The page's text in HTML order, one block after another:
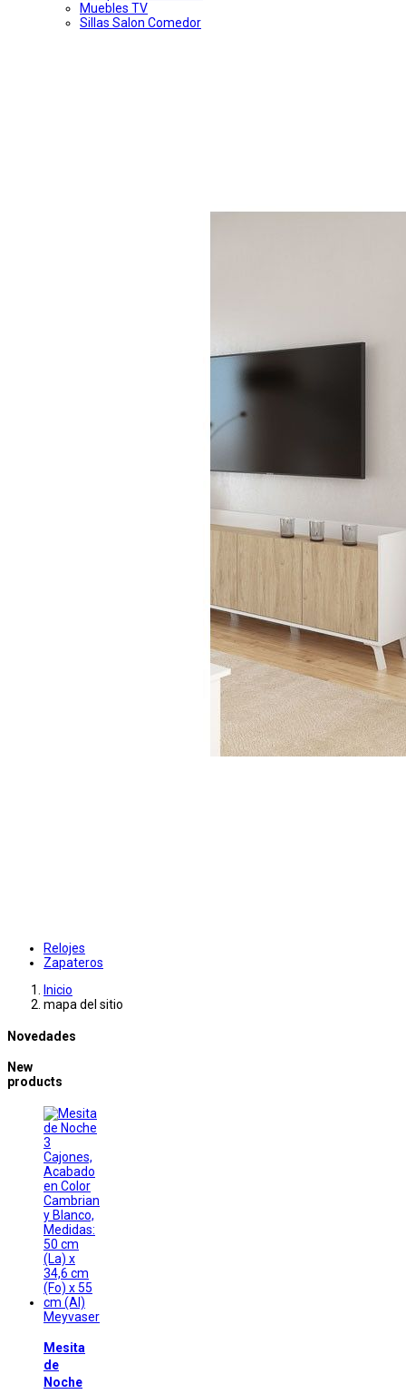
Muebles TV
Sillas Salon Comedor
Relojes
Zapateros
Inicio
mapa del sitio
Novedades
New
products
Meyvaser
Mesita
de
Noche